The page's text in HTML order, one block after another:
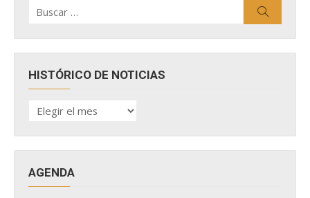
por:
HISTÓRICO DE NOTICIAS
HISTÓRICO
DE
AGENDA